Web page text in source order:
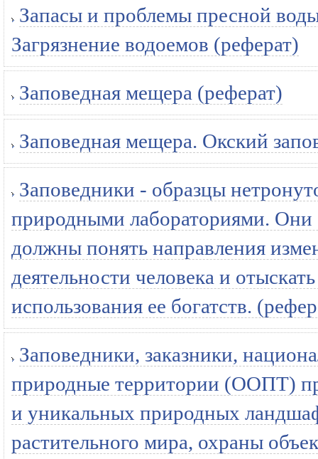
Запасы и проблемы пресной
Загрязнение водоемов (реферат)
Заповедная мещера (реферат)
Заповедная мещера. Окский
Заповедники - образцы
природными лабораториями.
должны понять направления
деятельности человека и
использования ее богатств.
Заповедники, заказники,
природные территории (ООПТ)
и уникальных природных
растительного мира, охраны